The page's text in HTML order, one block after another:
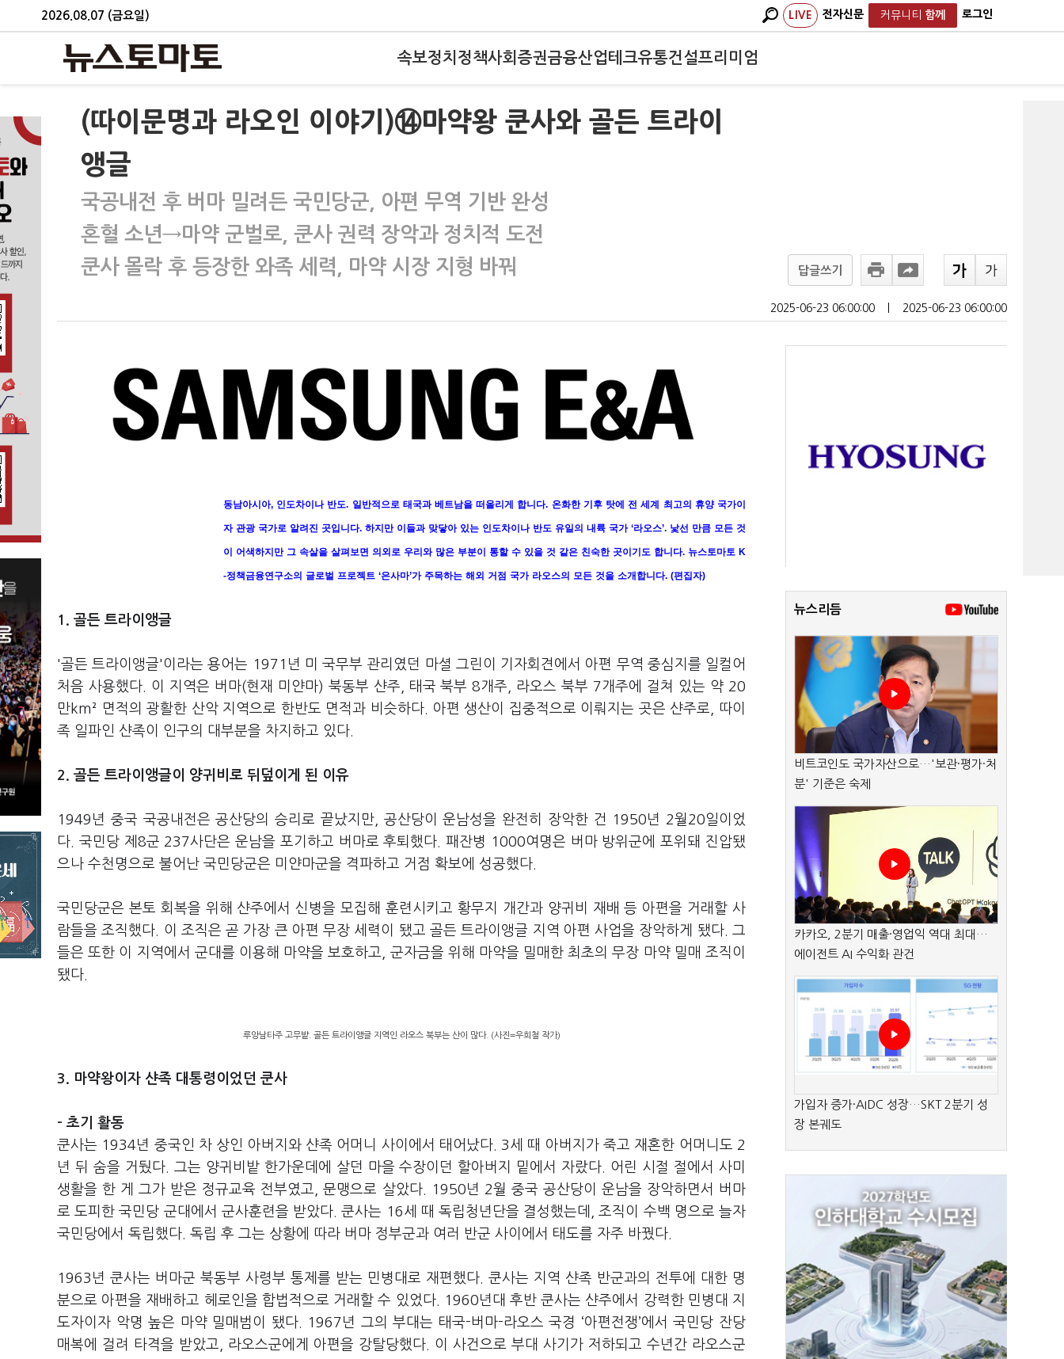
2026.08.07 (금요일) LIVE 전자신문 커뮤니티 함께 로그인
속보정치 정책사회 증권금융산업테크유통건설프리미엄
(따이문명과 라오인 이야기)⑭마약왕 쿤사와 골든 트라이
앵글
국공내전 후 버마 밀려든 국민당군, 아편 무역 기반 완성
혼혈 소년→마약 군벌로, 쿤사 권력 장악과 정치적 도전
쿤사 몰락 후 등장한 와족 세력, 마약 시장 지형 바꿔
답글쓰기
2025-06-23 06:00:00 2025-06-23 06:00:00
동남아시아, 인도차이나 반도. 일반적으로 태국과 베트남을 떠올리게 합니다. 온화한 기후 탓에 전 세계 최고의 휴양 국가이
자 관광 국가로 알려진 곳입니다. 하지만 이들과 맞닿아 있는 인도차이나 반도 유일의 내륙 국가 ‘라오스’. 낯선 만큼 모든 것
이 어색하지만 그 속살을 살펴보면 의외로 우리와 많은 부분이 통할 수 있을 것 같은 친숙한 곳이기도 합니다. 뉴스토마토 K
-정책금융연구소의 글로벌 프로젝트 ‘은사마’가 주목하는 해외 거점 국가 라오스의 모든 것을 소개합니다. (편집자)
1. 골든 트라이앵글
'골든 트라이앵글'이라는 용어는 1971년 미 국무부 관리였던 마셜 그린이 기자회견에서 아편 무역 중심지를 일컬어
처음 사용했다. 이 지역은 버마(현재 미얀마) 북동부 샨주, 태국 북부 8개주, 라오스 북부 7개주에 걸쳐 있는 약 20
만km² 면적의 광활한 산악 지역으로 한반도 면적과 비슷하다. 아편 생산이 집중적으로 이뤄지는 곳은 샨주로, 따이
족 일파인 샨족이 인구의 대부분을 차지하고 있다.
2. 골든 트라이앵글이 양귀비로 뒤덮이게 된 이유
1949년 중국 국공내전은 공산당의 승리로 끝났지만, 공산당이 운남성을 완전히 장악한 건 1950년 2월20일이었
다. 국민당 제8군 237사단은 운남을 포기하고 버마로 후퇴했다. 패잔병 1000여명은 버마 방위군에 포위돼 진압됐
으나 수천명으로 불어난 국민당군은 미얀마군을 격파하고 거점 확보에 성공했다.
국민당군은 본토 회복을 위해 샨주에서 신병을 모집해 훈련시키고 황무지 개간과 양귀비 재배 등 아편을 거래할 사
람들을 조직했다. 이 조직은 곧 가장 큰 아편 무장 세력이 됐고 골든 트라이앵글 지역 아편 사업을 장악하게 됐다. 그
들은 또한 이 지역에서 군대를 이용해 마약을 보호하고, 군자금을 위해 마약을 밀매한 최초의 무장 마약 밀매 조직이
됐다.
루앙남타주 고무밭. 골든 트라이앵글 지역인 라오스 북부는 산이 많다. (사진=우희철 작가)
3. 마약왕이자 샨족 대통령이었던 쿤사
- 초기 활동
쿤사는 1934년 중국인 차 상인 아버지와 샨족 어머니 사이에서 태어났다. 3세 때 아버지가 죽고 재혼한 어머니도 2
년 뒤 숨을 거뒀다. 그는 양귀비밭 한가운데에 살던 마을 수장이던 할아버지 밑에서 자랐다. 어린 시절 절에서 사미
생활을 한 게 그가 받은 정규교육 전부였고, 문맹으로 살았다. 1950년 2월 중국 공산당이 운남을 장악하면서 버마
로 도피한 국민당 군대에서 군사훈련을 받았다. 쿤사는 16세 때 독립청년단을 결성했는데, 조직이 수백 명으로 늘자
국민당에서 독립했다. 독립 후 그는 상황에 따라 버마 정부군과 여러 반군 사이에서 태도를 자주 바꿨다.
1963년 쿤사는 버마군 북동부 사령부 통제를 받는 민병대로 재편했다. 쿤사는 지역 샨족 반군과의 전투에 대한 명
분으로 아편을 재배하고 헤로인을 합법적으로 거래할 수 있었다. 1960년대 후반 쿤사는 샨주에서 강력한 민병대 지
도자이자 악명 높은 마약 밀매범이 됐다. 1967년 그의 부대는 태국-버마-라오스 국경 ‘아편전쟁’에서 국민당 잔당
매복에 걸려 타격을 받았고, 라오스군에게 아편을 강탈당했다. 이 사건으로 부대 사기가 저하되고 수년간 라오스군
뉴스리듬
비트코인도 국가자산으로…'보관·평가·처
분' 기준은 숙제
카카오, 2분기 매출·영업익 역대 최대…
에이전트 AI 수익화 관건
가입자 증가·AIDC 성장…SKT 2분기 성
장 본궤도